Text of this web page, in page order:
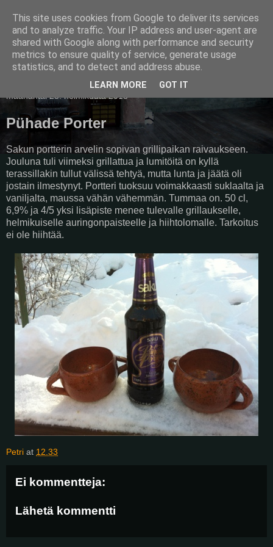
Pullollinen
maanantai 25. helmikuuta 2013
Pühade Porter
Sakun portterin arvelin sopivan grillipaikan raivaukseen.
Jouluna tuli viimeksi grillattua ja lumitöitä on kyllä
terassillakin tullut välissä tehtyä, mutta lunta ja jäätä oli
jostain ilmestynyt. Portteri tuoksuu voimakkaasti suklaalta ja
vaniljalta, maussa vähän vähemmän. Tummaa on. 50 cl,
6,9% ja 4/5 yksi lisäpiste menee tulevalle grillaukselle,
helmikuiselle auringonpaisteelle ja hiihtolomalle. Tarkoitus
ei ole hiihtää.
Petri at 12.33
Ei kommentteja:
Lähetä kommentti
This site uses cookies from Google to deliver its services
and to analyze traffic. Your IP address and user-agent are
shared with Google along with performance and security
metrics to ensure quality of service, generate usage
statistics, and to detect and address abuse.
LEARN MORE GOT IT